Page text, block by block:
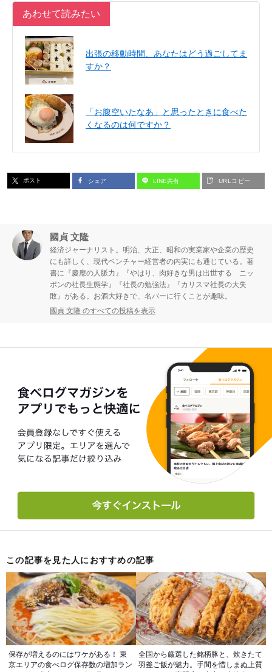
あわせて読みたい
出張の移動時間、あなたはどう過ごしてま
すか？
「お腹空いたなあ」と思ったときに食べた
くなるのは何ですか？
ポスト シェア LINE共有 URLコピー
國貞 文隆
経済ジャーナリスト。明治、大正、昭和の実業家や企業の歴史
にも詳しく、現代ベンチャー経営者の内実にも通じている。著
書に『慶應の人脈力』『やはり、肉好きな男は出世する ニッ
ポンの社長生態学』『社長の勉強法』『カリスマ社長の大失
敗』がある。お酒大好きで、名バーに行くことが趣味。
國貞 文隆 のすべての投稿を表示
この記事を見た人におすすめの記事
保存が増えるのにはワケがある！ 東
京エリアの食べログ保存数の増加ラン
全国から厳選した銘柄豚と、炊きたて
羽釜ご飯が魅力。手間を惜しまぬ上質